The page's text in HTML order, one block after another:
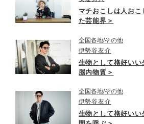
マチおこしは人お
た芸能界＞
全国各地 その他
伊勢谷友介
生物として格好い
脳内物質＞
全国各地 その他
伊勢谷友介
生物として格好い